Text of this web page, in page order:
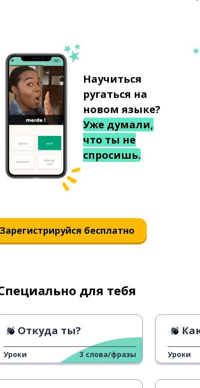
Научиться
ругаться на
новом языке?
Уже думали,
что ты не
спросишь.
Зарегистрируйся бесплатно
для тебя
Откуда ты?
Уроки 3 слова/фразы Уроки